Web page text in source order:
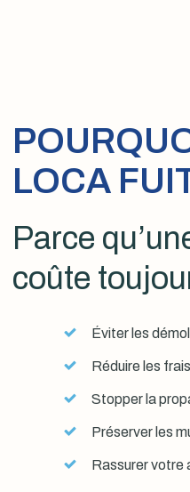
LOCA
Parce
coûte
Éviter les
Réduire les
Stopper la
Préserver les
Rassurer votre